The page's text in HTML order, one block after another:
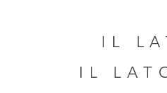
IL
IL